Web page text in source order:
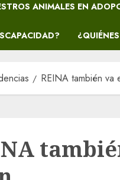
ANIMALES EN
REINA también va